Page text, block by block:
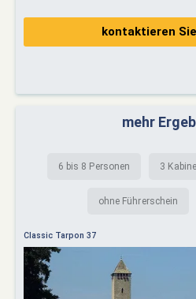
kontaktieren
mehr
6 bis 8 Personen 3
ohne Führerschein
Classic Tarpon 37